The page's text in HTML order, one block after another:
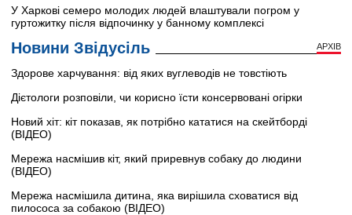
У Харкові семеро молодих людей влаштували погром у
гуртожитку після відпочинку у банному комплексі
Новини Звідусіль АРХІВ
Здорове харчування: від яких вуглеводів не товстіють
Дієтологи розповіли, чи корисно їсти консервовані огірки
Новий хіт: кіт показав, як потрібно кататися на скейтборді
(ВІДЕО)
Мережа насмішив кіт, який приревнув собаку до людини
(ВІДЕО)
Мережа насмішила дитина, яка вирішила сховатися від
пилососа за собакою (ВІДЕО)